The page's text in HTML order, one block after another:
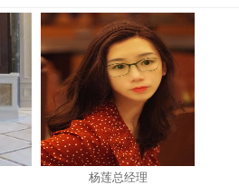
杨莲总经理